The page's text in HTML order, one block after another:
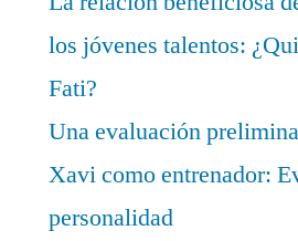
los jóvenes talentos:
Fati?
Una evaluación
Xavi como entrenador:
personalidad